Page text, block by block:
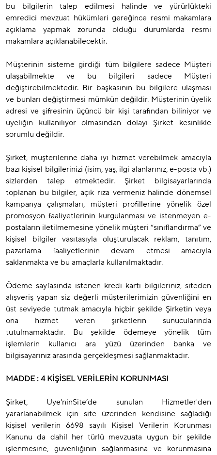
bu bilgilerin talep edilmesi halinde ve yürürlükteki
emredici mevzuat hükümleri gereğince resmi makamlara
açıklama yapmak zorunda olduğu durumlarda resmi
makamlara açıklanabilecektir.
Müşterinin sisteme girdiği tüm bilgilere sadece Müşteri
ulaşabilmekte ve bu bilgileri sadece Müşteri
değiştirebilmektedir. Bir başkasının bu bilgilere ulaşması
ve bunları değiştirmesi mümkün değildir. Müşterinin üyelik
adresi ve şifresinin üçüncü bir kişi tarafından biliniyor ve
üyeliğin kullanılıyor olmasından dolayı Şirket kesinlikle
sorumlu değildir.
Şirket, müşterilerine daha iyi hizmet verebilmek amacıyla
bazı kişisel bilgilerinizi (isim, yaş, ilgi alanlarınız, e-posta vb.)
sizlerden talep etmektedir. Şirket bilgisayarlarında
toplanan bu bilgiler, açık rıza vermeniz halinde dönemsel
kampanya çalışmaları, müşteri profillerine yönelik özel
promosyon faaliyetlerinin kurgulanması ve istenmeyen e-
postaların iletilmemesine yönelik müşteri “sınıflandırma” ve
kişisel bilgiler vasıtasıyla oluşturulacak reklam, tanıtım,
pazarlama faaliyetlerinin devam etmesi amacıyla
saklanmakta ve bu amaçlarla kullanılmaktadır.
Ödeme sayfasında istenen kredi kartı bilgileriniz, siteden
alışveriş yapan siz değerli müşterilerimizin güvenliğini en
üst seviyede tutmak amacıyla hiçbir şekilde Şirketin veya
ona hizmet veren şirketlerin sunucularında
tutulmamaktadır. Bu şekilde ödemeye yönelik tüm
işlemlerin kullanıcı ara yüzü üzerinden banka ve
bilgisayarınız arasında gerçekleşmesi sağlanmaktadır.
MADDE : 4 KİŞİSEL VERİLERİN KORUNMASI
Şirket, Üye'ninSite’de sunulan Hizmetler'den
yararlanabilmek için site üzerinden kendisine sağladığı
kişisel verilerin 6698 sayılı Kişisel Verilerin Korunması
Kanunu da dahil her türlü mevzuata uygun bir şekilde
işlenmesine, güvenliğinin sağlanmasına ve korunmasına